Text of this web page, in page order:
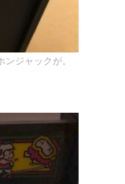
ジャックが。